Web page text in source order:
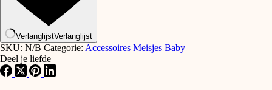
VerlanglijstVerlanglijst
SKU: N/B Categorie: Accessoires Meisjes Baby
Deel je liefde